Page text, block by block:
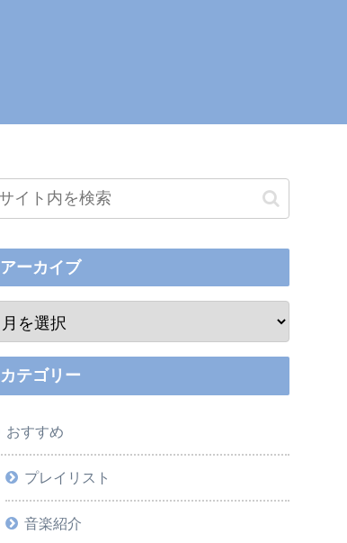
アーカイブ
カテゴリー
おすすめ
プレイリスト
音楽紹介